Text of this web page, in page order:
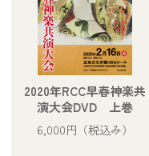
2020年RCC早春神楽共
演大会DVD 上巻
6,000円 （税込み）